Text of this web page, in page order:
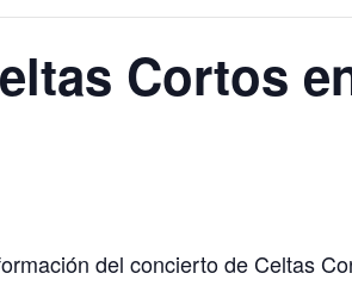
Cortos
del concierto de Celtas